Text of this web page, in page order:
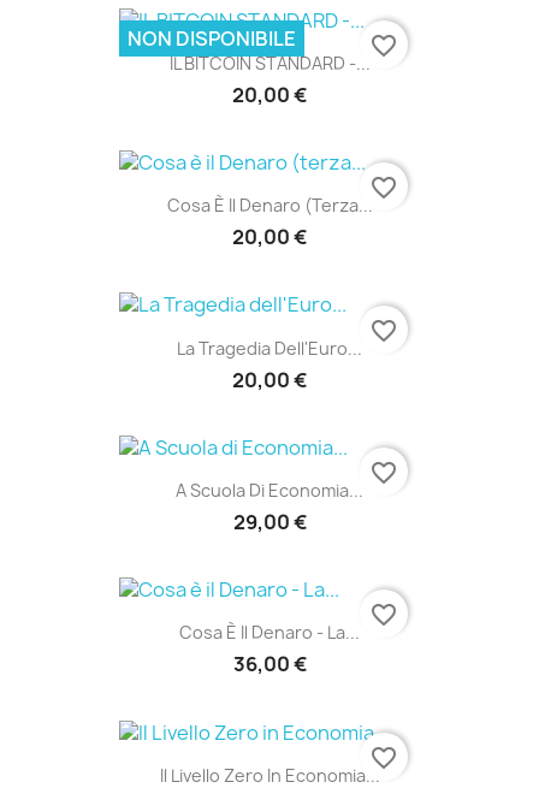
IL BITCOIN STANDARD -...
20,00 €
NON DISPONIBILE favorite_border
Cosa È Il Denaro (terza...
20,00 €
favorite_border
La Tragedia Dell'Euro...
20,00 €
favorite_border
A Scuola Di Economia...
29,00 €
favorite_border
Cosa È Il Denaro - La...
36,00 €
favorite_border
Il Livello Zero In Economia...
favorite_border